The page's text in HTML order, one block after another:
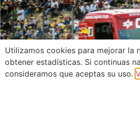
Cookieak erabiltzen ditugu web
eta estatistikak lortzeko.
haien erabilera onartzen duzula uste
Utilizamos cookies para mejorar la
obtener estadísticas. Si continuas
consideramos que aceptas su uso.